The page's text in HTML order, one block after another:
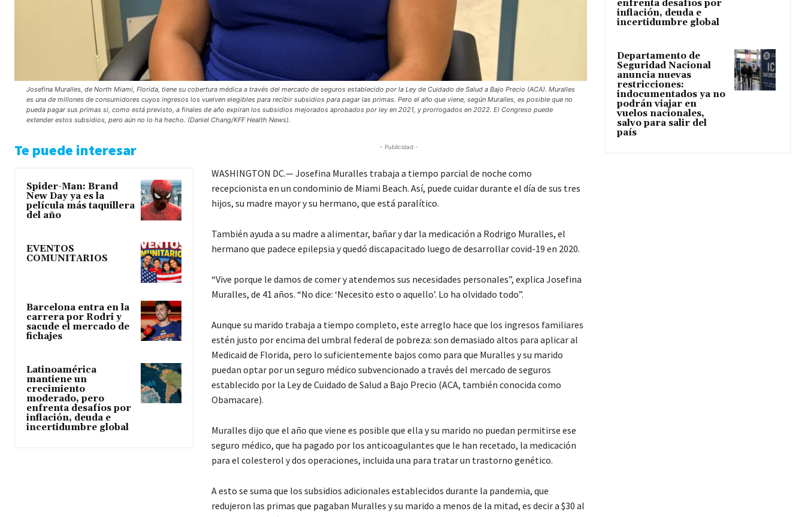
Josefina Muralles, de North Miami, Florida, tiene su cobertura médica a través del mercado de seguros establecido por la Ley de Cuidado de Salud a Bajo Precio (ACA). Muralles
es una de millones de consumidores cuyos ingresos los vuelven elegibles para recibir subsidios para pagar las primas. Pero el año que viene, según Muralles, es posible que no
pueda pagar sus primas si, como está previsto, a finales de año expiran los subsidios mejorados aprobados por ley en 2021, y prorrogados en 2022. El Congreso puede
extender estos subsidios, pero aún no lo ha hecho. (Daniel Chang/KFF Health News).
Te puede interesar
Spider-Man: Brand
New Day ya es la
película más taquillera
del año
EVENTOS
COMUNITARIOS
Barcelona entra en la
carrera por Rodri y
sacude el mercado de
fichajes
Latinoamérica
mantiene un
crecimiento
moderado, pero
enfrenta desafíos por
inflación, deuda e
incertidumbre global
- Publicidad -
WASHINGTON DC.— Josefina Muralles trabaja a tiempo parcial de noche como
recepcionista en un condominio de Miami Beach. Así, puede cuidar durante el día de sus tres
hijos, su madre mayor y su hermano, que está paralítico.
También ayuda a su madre a alimentar, bañar y dar la medicación a Rodrigo Muralles, el
hermano que padece epilepsia y quedó discapacitado luego de desarrollar covid-19 en 2020.
“Vive porque le damos de comer y atendemos sus necesidades personales”, explica Josefina
Muralles, de 41 años. “No dice: ‘Necesito esto o aquello’. Lo ha olvidado todo”.
Aunque su marido trabaja a tiempo completo, este arreglo hace que los ingresos familiares
estén justo por encima del umbral federal de pobreza: son demasiado altos para aplicar al
Medicaid de Florida, pero lo suficientemente bajos como para que Muralles y su marido
puedan optar por un seguro médico subvencionado a través del mercado de seguros
establecido por la Ley de Cuidado de Salud a Bajo Precio (ACA, también conocida como
Obamacare).
Muralles dijo que el año que viene es posible que ella y su marido no puedan permitirse ese
seguro médico, que ha pagado por los anticoagulantes que le han recetado, la medicación
para el colesterol y dos operaciones, incluida una para tratar un trastorno genético.
A esto se suma que los subsidios adicionales establecidos durante la pandemia, que
redujeron las primas que pagaban Muralles y su marido a menos de la mitad, es decir a $30 al
enfrenta desafíos por
inflación, deuda e
incertidumbre global
Departamento de
Seguridad Nacional
anuncia nuevas
restricciones:
indocumentados ya no
podrán viajar en
vuelos nacionales,
salvo para salir del
país